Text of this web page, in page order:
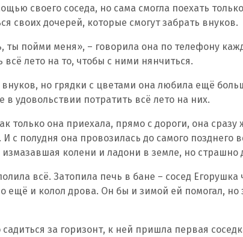
своего соседа, но сама смогла поехать
своих дочерей, которые смогут забрать внуков.
ты пойми меня», – говорила она по телефону
лето на то, чтобы с ними нянчиться.
но грядки с цветами она любила ещё
в удовольствии потратить всё лето на них.
только она приехала, прямо с дороги, она сразу
с полудня она провозилась до самого позднего
измазавшая колени и ладони в земле, но страшно
всё. Затопила печь в бане – сосед Егорушка
ещё и колол дрова. Он бы и зимой ей помогал, но
садиться за горизонт, к ней пришла первая